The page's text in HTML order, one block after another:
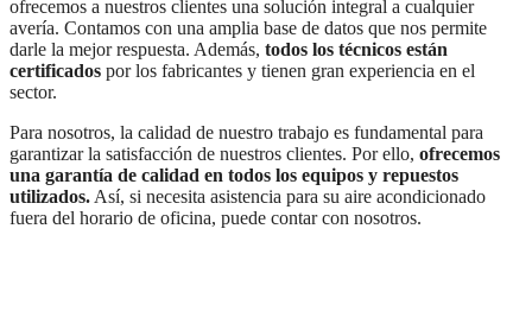
ofrecemos a nuestros clientes una solución integral a cualquier
avería. Contamos con una amplia base de datos que nos permite
darle la mejor respuesta. Además, todos los técnicos están
certificados por los fabricantes y tienen gran experiencia en el
sector.
Para nosotros, la calidad de nuestro trabajo es fundamental para
garantizar la satisfacción de nuestros clientes. Por ello, ofrecemos
una garantía de calidad en todos los equipos y repuestos
utilizados. Así, si necesita asistencia para su aire acondicionado
fuera del horario de oficina, puede contar con nosotros.